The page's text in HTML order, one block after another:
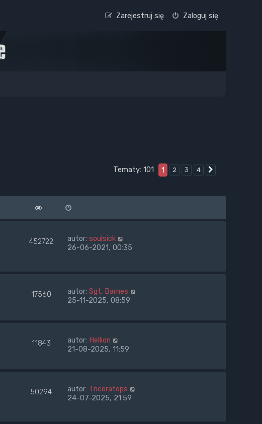
Zaloguj się
Zarejestruj się
Tematy: 101 1 2 3 4
452722 autor: soulsick
26-06-2021, 00:35
17560 autor: Sgt. Barnes
25-11-2025, 08:59
11843 autor: Hellion
21-08-2025, 11:59
50294 autor: Triceratops
24-07-2025, 21:59